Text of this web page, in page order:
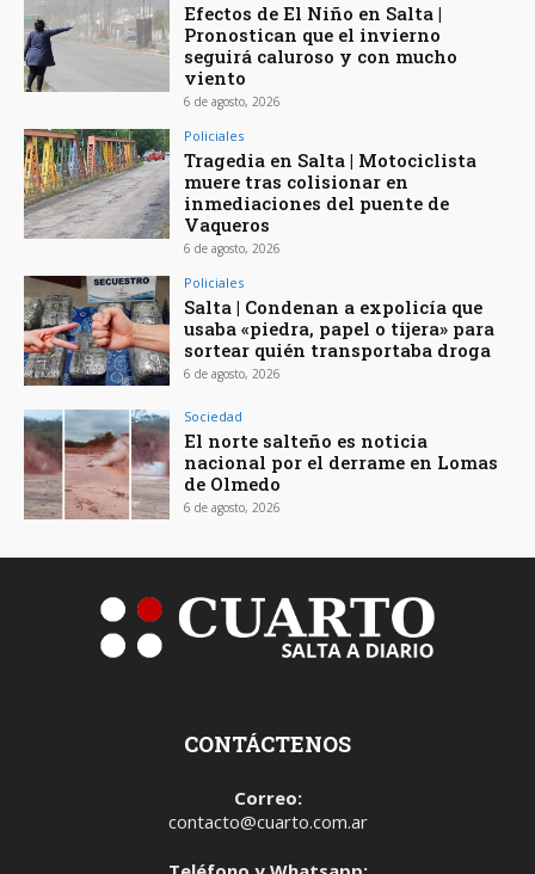
Efectos de El Niño en Salta |
Pronostican que el invierno
seguirá caluroso y con mucho
viento
6 de agosto, 2026
Policiales
Tragedia en Salta | Motociclista
muere tras colisionar en
inmediaciones del puente de
Vaqueros
6 de agosto, 2026
Policiales
Salta | Condenan a expolicía que
usaba «piedra, papel o tijera» para
sortear quién transportaba droga
6 de agosto, 2026
Sociedad
El norte salteño es noticia
nacional por el derrame en Lomas
de Olmedo
6 de agosto, 2026
CONTÁCTENOS
Correo:
contacto@cuarto.com.ar